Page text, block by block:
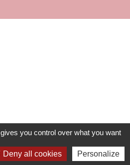
mardi et vendredi de 8h00à 12h00
13h00 à 16h00
you control over what you want
Deny all cookies Personalize